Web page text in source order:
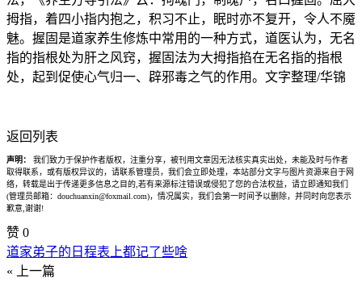
拇指，着四小指内抱之，积习不止，眠时亦不复开，令人不魇
魅。握固是道家养生修炼中常用的一种方式，道医认为，无名
指的指根处为肝之风窍，握固法为大拇指掐在无名指的指根
处，起到促使心气归一、辟邪毒之气的作用。文字整理/华锦
返回列表
声明：
我们致力于保护作者版权，注重分享，被刊用文章因无法核实真实出处，未能及时与作者
取得联系，或有版权异议的，请联系管理员，我们会立即处理，本站部分文字与图片资源来自于网
络，转载是出于传递更多信息之目的,若有来源标注错误或侵犯了您的合法权益，请立即通知我们
(管理员邮箱：douchuanxin@foxmail.com)，情况属实，我们会第一时间予以删除，并同时向您表示
歉意,谢谢!
赞 0
道家弟子的日程表上都记了些啥
« 上一篇